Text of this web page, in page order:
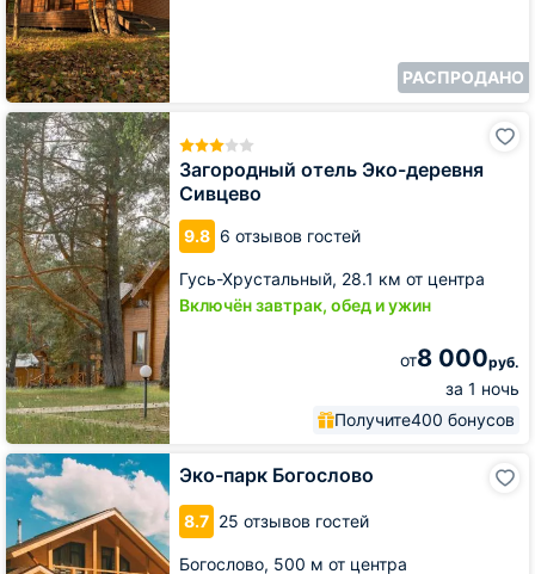
РАСПРОДАНО
Загородный отель Эко-деревня
Сивцево
9.8 6 отзывов гостей
Гусь-Хрустальный, 28.1 км от центра
Включён завтрак, обед и ужин
от8 000руб.
за 1 ночь
Получите400 бонусов
Загородный
отель
Эко-
деревня
Сивцево
Эко-парк Богослово
8.7 25 отзывов гостей
Богослово, 500 м от центра
Эко-
парк
Богослово